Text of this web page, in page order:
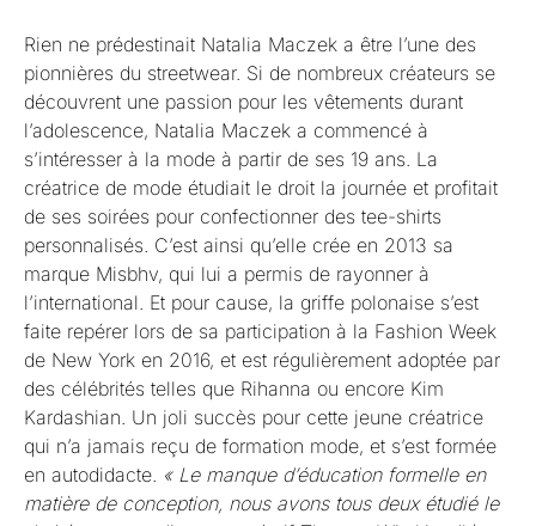
Rien ne prédestinait Natalia Maczek a être l’une des
pionnières du streetwear. Si de nombreux créateurs se
découvrent une passion pour les vêtements durant
l’adolescence, Natalia Maczek a commencé à
s’intéresser à la mode à partir de ses 19 ans. La
créatrice de mode étudiait le droit la journée et profitait
de ses soirées pour confectionner des tee-shirts
personnalisés. C’est ainsi qu’elle crée en 2013 sa
marque Misbhv, qui lui a permis de rayonner à
l’international. Et pour cause, la griffe polonaise s’est
faite repérer lors de sa participation à la Fashion Week
de New York en 2016, et est régulièrement adoptée par
des célébrités telles que Rihanna ou encore Kim
Kardashian. Un joli succès pour cette jeune créatrice
qui n’a jamais reçu de formation mode, et s’est formée
en autodidacte. « Le manque d’éducation formelle en
matière de conception, nous avons tous deux étudié le